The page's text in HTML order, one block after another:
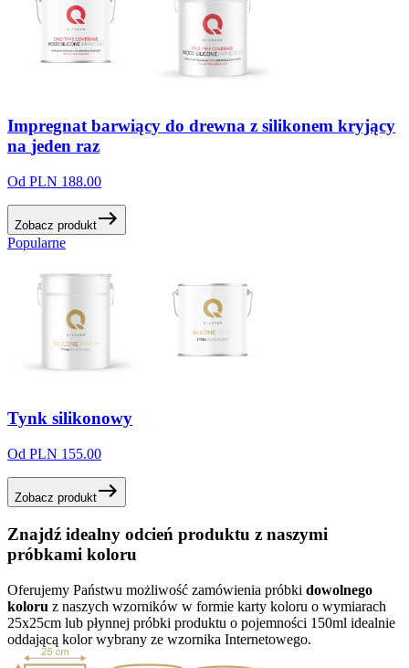
Impregnat barwiący do drewna z silikonem kryjący
na jeden raz
Od PLN 188.00
Zobacz produkt
Popularne
Tynk silikonowy
Od PLN 155.00
Zobacz produkt
Znajdź idealny odcień produktu z naszymi
próbkami koloru
Oferujemy Państwu możliwość zamówienia próbki dowolnego
koloru z naszych wzorników w formie karty koloru o wymiarach
25x25cm lub płynnej próbki produktu o pojemności 150ml idealnie
oddającą kolor wybrany ze wzornika Internetowego.